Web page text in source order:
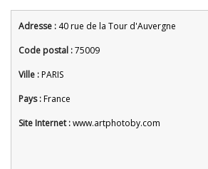
Adresse : 40 rue de la Tour d'Auvergne
Code postal :75009
Ville :PARIS
Pays :France
Site Internet :www.artphotoby.com